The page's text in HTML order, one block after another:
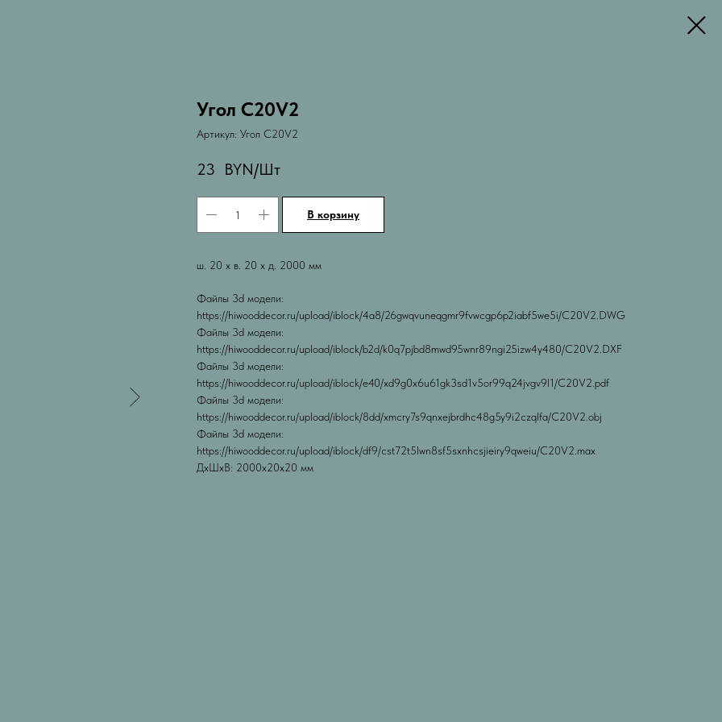
Угол C20V2
Артикул: Угол C20V2
23 BYN/Шт
В корзину
ш. 20 х в. 20 х д. 2000 мм
Файлы 3d модели:
https://hiwooddecor.ru/upload/iblock/4a8/26gwqvuneqgmr9fvwcgp6p2iabf5we5i/C20V2.DWG
Файлы 3d модели:
https://hiwooddecor.ru/upload/iblock/b2d/k0q7pjbd8mwd95wnr89ngi25izw4y480/C20V2.DXF
Файлы 3d модели:
https://hiwooddecor.ru/upload/iblock/e40/xd9g0x6u61gk3sd1v5or99q24jvgv9l1/C20V2.pdf
Файлы 3d модели:
https://hiwooddecor.ru/upload/iblock/8dd/xmcry7s9qnxejbrdhc48g5y9i2czqlfa/C20V2.obj
Файлы 3d модели:
https://hiwooddecor.ru/upload/iblock/df9/cst72t5lwn8sf5sxnhcsjieiry9qweiu/C20V2.max
ДxШxВ: 2000x20x20 мм